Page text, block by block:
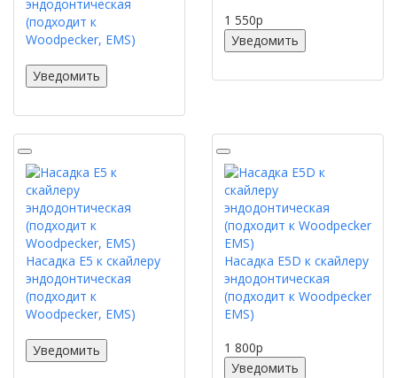
эндодонтическая
(подходит к
Woodpecker, EMS)
Уведомить
1 550p
Уведомить
Насадка E5 к скайлеру
эндодонтическая
(подходит к
Woodpecker, EMS)
Уведомить
Насадка E5D к скайлеру
эндодонтическая
(подходит к Woodpecker
EMS)
1 800p
Уведомить